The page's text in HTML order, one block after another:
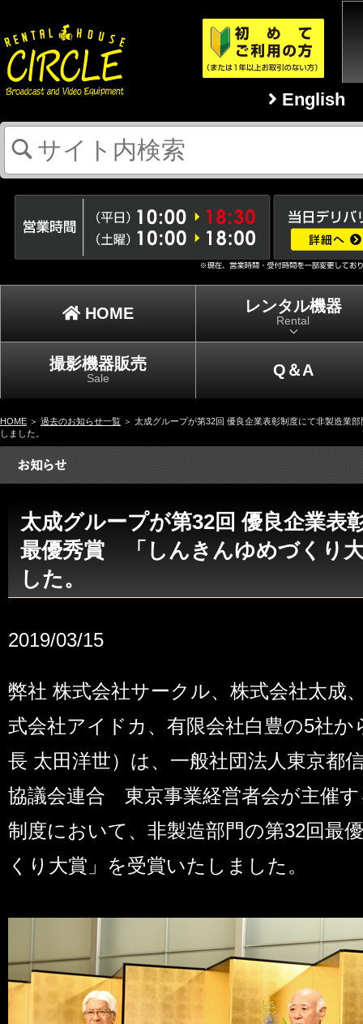
English
HOME レンタル機器
Rental
撮影機器販売
Sale Q＆A
HOME ＞ 過去のお知らせ一覧 ＞ 太成グループが第32回 優良企業表彰制度にて非製造
しました。
太成グループが第32回 優良企業表
最優秀賞 「しんきんゆめづくり
した。
2019/03/15
弊社 株式会社サークル、株式会社太成
式会社アイドカ、有限会社白豊の5社
長 太田洋世）は、一般社団法人東京
協議会連合 東京事業経営者会が主催す
制度において、非製造部門の第32回最
くり大賞」を受賞いたしました。